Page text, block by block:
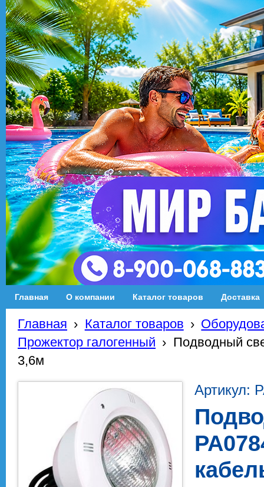
Главная О компании Каталог товаров Доставка
Главная › Каталог товаров ›
Прожектор галогенный › Подводный
3,6м
Артикул: